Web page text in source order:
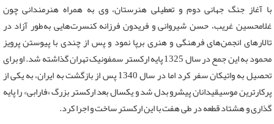
با آغاز جنگ جهانی دوم و تعطیلی هنرستان، وی به همراه هنرمندانی چون
غلامحسین غریب، حسن شیروانی و فریدون فرزانه کنسرت‌هایی به‌طور آزاد در
تالارهای انجمن‌های فرهنگی و هنری برپا نمود و پس از چندی با پیوستن پرویز
محمود به این جمع در سال 1325 پایه ارکستر سمفونیک تهران گذاشته شد. او برای
تحصیل به واتیکان سفر کرد اما در سال 1340 پس از بازگشت به ایران، به یکی از
پرکارترین موسیقیدانان پیشرو بدل شد و یکسال بعد ارکستر بزرگ «فارابی» را پایه
گذاری و هشتاد قطعه در طی هفت با این ارکستر ساخت و اجرا کرد.